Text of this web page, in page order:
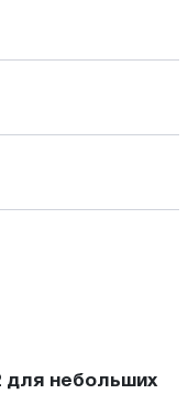
для небольших